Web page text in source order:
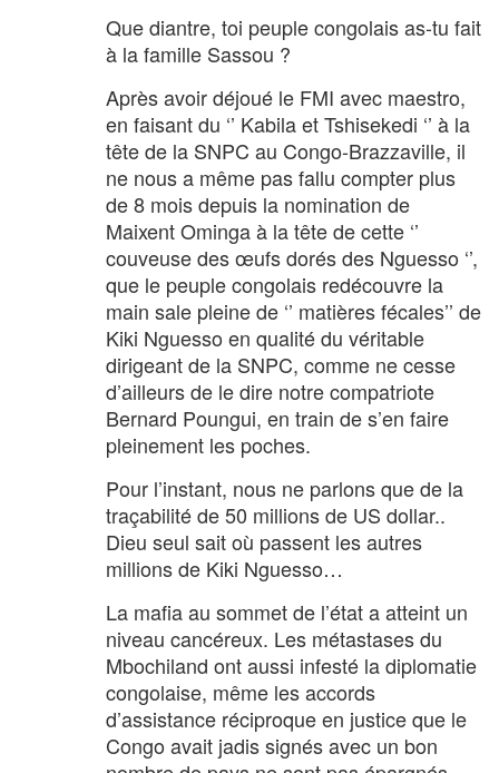
Que diantre, toi peuple congolais as-tu fait
à la famille Sassou ?
Après avoir déjoué le FMI avec maestro,
en faisant du ‘’ Kabila et Tshisekedi ‘’ à la
tête de la SNPC au Congo-Brazzaville, il
ne nous a même pas fallu compter plus
de 8 mois depuis la nomination de
Maixent Ominga à la tête de cette ‘’
couveuse des œufs dorés des Nguesso ‘’,
que le peuple congolais redécouvre la
main sale pleine de ‘’ matières fécales’’ de
Kiki Nguesso en qualité du véritable
dirigeant de la SNPC, comme ne cesse
d’ailleurs de le dire notre compatriote
Bernard Poungui, en train de s’en faire
pleinement les poches.
Pour l’instant, nous ne parlons que de la
traçabilité de 50 millions de US dollar..
Dieu seul sait où passent les autres
millions de Kiki Nguesso…
La mafia au sommet de l’état a atteint un
niveau cancéreux. Les métastases du
Mbochiland ont aussi infesté la diplomatie
congolaise, même les accords
d’assistance réciproque en justice que le
Congo avait jadis signés avec un bon